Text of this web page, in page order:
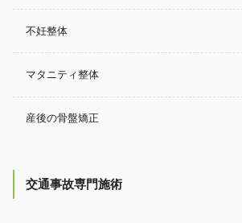
不妊整体
マタニティ整体
産後の骨盤矯正
交通事故専門施術